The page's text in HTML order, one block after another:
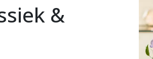
&